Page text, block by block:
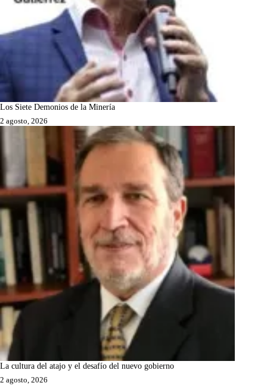
Los Siete Demonios de la Minería
2 agosto, 2026
La cultura del atajo y el desafío del nuevo gobierno
2 agosto, 2026